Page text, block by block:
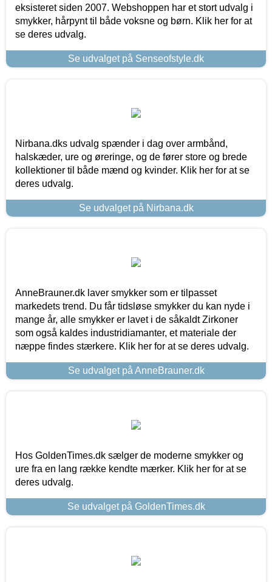
eksisteret siden 2007. Webshoppen har et stort udvalg i
smykker, hårpynt til både voksne og børn. Klik her for at
se deres udvalg.
Se udvalget på Senseofstyle.dk
Nirbana.dks udvalg spænder i dag over armbånd,
halskæder, ure og øreringe, og de fører store og brede
kollektioner til både mænd og kvinder. Klik her for at se
deres udvalg.
Se udvalget på Nirbana.dk
AnneBrauner.dk laver smykker som er tilpasset
markedets trend. Du får tidsløse smykker du kan nyde i
mange år, alle smykker er lavet i de såkaldt Zirkoner
som også kaldes industridiamanter, et materiale der
næppe findes stærkere. Klik her for at se deres udvalg.
Se udvalget på AnneBrauner.dk
Hos GoldenTimes.dk sælger de moderne smykker og
ure fra en lang række kendte mærker. Klik her for at se
deres udvalg.
Se udvalget på GoldenTimes.dk